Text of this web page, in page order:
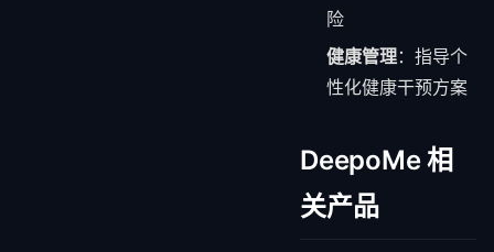
险
健康管理：指导个
性化健康干预方案
DeepoMe 相
关产品